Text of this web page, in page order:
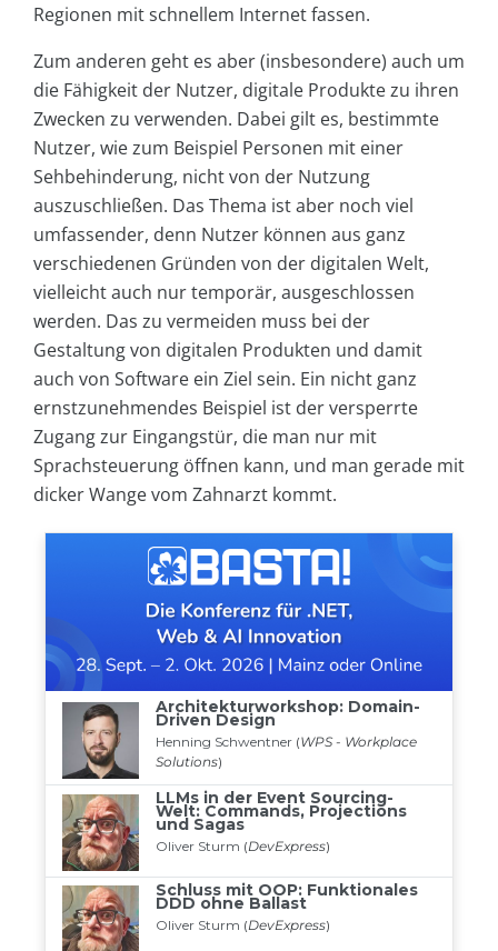
Regionen mit schnellem Internet fassen.
Zum anderen geht es aber (insbesondere) auch um
die Fähigkeit der Nutzer, digitale Produkte zu ihren
Zwecken zu verwenden. Dabei gilt es, bestimmte
Nutzer, wie zum Beispiel Personen mit einer
Sehbehinderung, nicht von der Nutzung
auszuschließen. Das Thema ist aber noch viel
umfassender, denn Nutzer können aus ganz
verschiedenen Gründen von der digitalen Welt,
vielleicht auch nur temporär, ausgeschlossen
werden. Das zu vermeiden muss bei der
Gestaltung von digitalen Produkten und damit
auch von Software ein Ziel sein. Ein nicht ganz
ernstzunehmendes Beispiel ist der versperrte
Zugang zur Eingangstür, die man nur mit
Sprachsteuerung öffnen kann, und man gerade mit
dicker Wange vom Zahnarzt kommt.